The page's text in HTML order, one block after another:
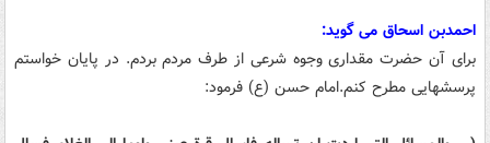
احمدبن اسحاق می گوید:
برای آن حضرت مقداری وجوه شرعی از طرف مردم بردم. در پایان خواستم
پرسشهایی مطرح کنم.امام حسن (ع) فرمود: